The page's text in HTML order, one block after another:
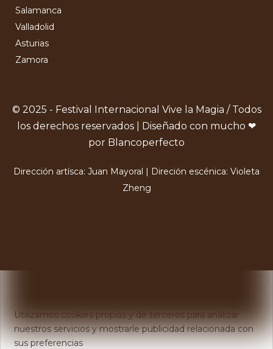
Salamanca
Valladolid
Asturias
Zamora
© 2025 - Festival Internacional Vive la Magia / Todos
los derechos reservados | Diseñado con mucho ❤
por Blancoperfecto
Dirección artísca: Juan Mayoral | Direción escénica: Violeta
Zheng
Utilizamos cookies propias y de terceros para analizar
nuestros servicios y mostrarle publicidad relacionada con
sus preferencias